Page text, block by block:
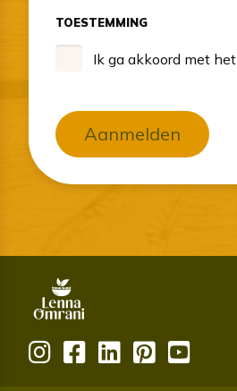
TOESTEMMING
Ik ga akkoord met het
Aanmelden